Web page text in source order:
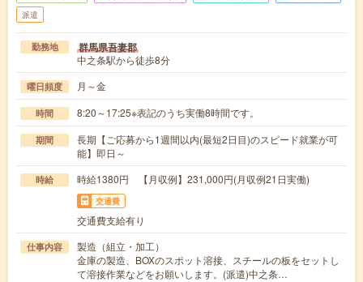
派遣
勤務地 群馬県吾妻郡
中之条駅から徒歩8分
曜日頻度 月～金
時間 8:20～17:25※表記のうち実働8時間です。
期間
長期【ご応募から1週間以内(最短2日目)のスピード就業が可
能】即日～
時給 時給1380円 【月収例】231,000円(月収例21日実働)
交通費
交通費支給有り
仕事内容
製造（組立・加工）
金庫の製造、BOXのスポット溶接、スチールの板をセットし
て溶接作業などをお願いします。(派遣)中之条…